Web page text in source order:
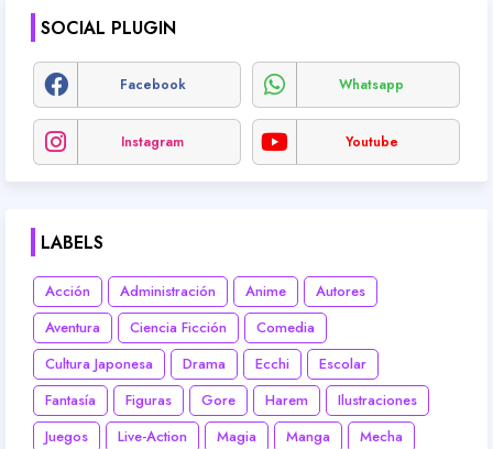
SOCIAL PLUGIN
Facebook Whatsapp
Instagram Youtube
LABELS
Acción Administración Anime
Autores
Aventura
Ciencia Ficción
Comedia
Cultura Japonesa
Drama Ecchi
Escolar
Fantasía
Figuras Gore Harem
Ilustraciones
Juegos
Live-Action Magia Manga
Mecha